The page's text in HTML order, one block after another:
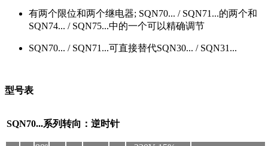
有两个限位和两个继电器; SQN70... / SQN71...的两个和
SQN74... / SQN75...中的一个可以精确调节
SQN70... / SQN71...可直接替代SQN30... / SQN31...
型号表
SQN70...系列转向：逆时针